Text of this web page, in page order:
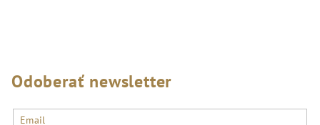
Odoberať newsletter
Email